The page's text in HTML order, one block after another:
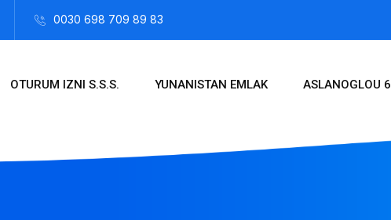
0030 698 709 89 83
OTURUM IZNI S.S.S. YUNANISTAN EMLAK ASLANOGLOU 6